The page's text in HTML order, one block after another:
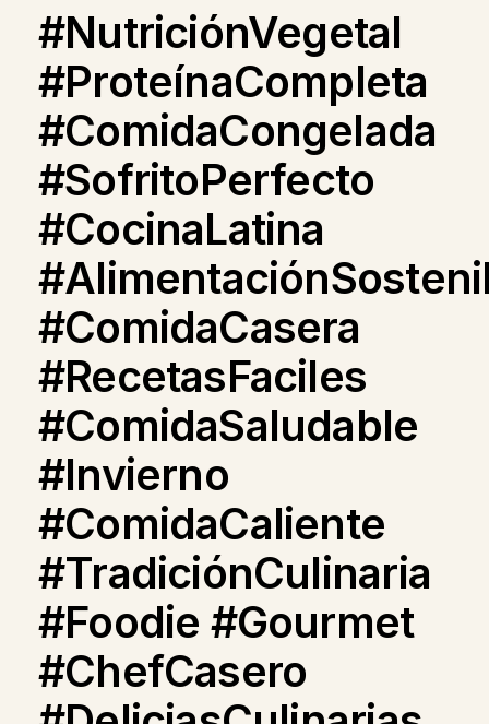
#NutriciónVegetal
#ProteínaCompleta
#ComidaCongelada
#SofritoPerfecto
#CocinaLatina
#ComidaCasera
#RecetasFaciles
#ComidaSaludable
#Invierno
#ComidaCaliente
#TradiciónCulinaria
#Foodie #Gourmet
#ChefCasero